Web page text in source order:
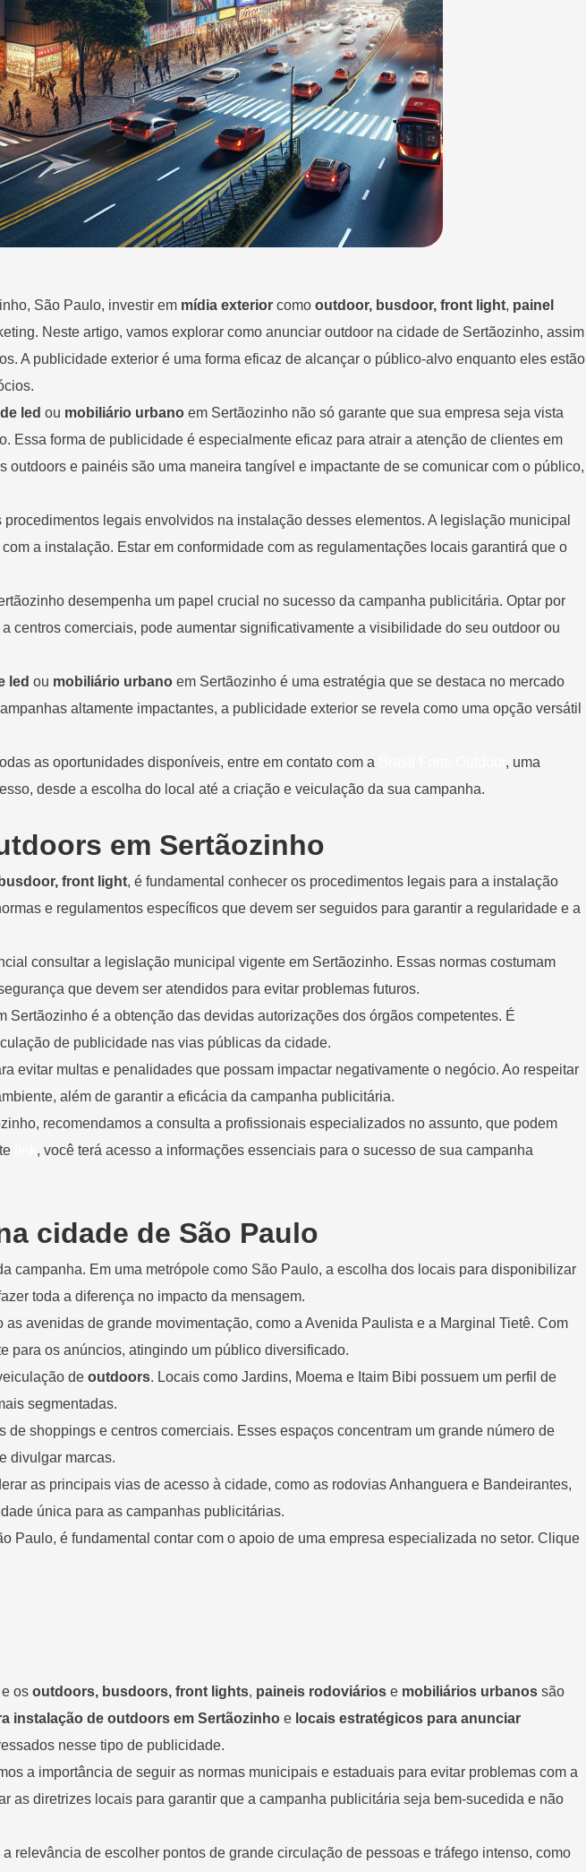
São Paulo, investir em mídia exterior como outdoor, busdoor, front light, painel
Neste artigo, vamos explorar como anunciar outdoor na cidade de Sertãozinho, assim
A publicidade exterior é uma forma eficaz de alcançar o público-alvo enquanto eles estão
led ou mobiliário urbano em Sertãozinho não só garante que sua empresa seja vista
Essa forma de publicidade é especialmente eficaz para atrair a atenção de clientes em
e painéis são uma maneira tangível e impactante de se comunicar com o público,
legais envolvidos na instalação desses elementos. A legislação municipal
a instalação. Estar em conformidade com as regulamentações locais garantirá que o
desempenha um papel crucial no sucesso da campanha publicitária. Optar por
comerciais, pode aumentar significativamente a visibilidade do seu outdoor ou
led ou mobiliário urbano em Sertãozinho é uma estratégia que se destaca no mercado
altamente impactantes, a publicidade exterior se revela como uma opção versátil
as oportunidades disponíveis, entre em contato com a
, uma
desde a escolha do local até a criação e veiculação da sua campanha.
em Sertãozinho
front light, é fundamental conhecer os procedimentos legais para a instalação
e regulamentos específicos que devem ser seguidos para garantir a regularidade e a
consultar a legislação municipal vigente em Sertãozinho. Essas normas costumam
que devem ser atendidos para evitar problemas futuros.
Sertãozinho é a obtenção das devidas autorizações dos órgãos competentes. É
de publicidade nas vias públicas da cidade.
multas e penalidades que possam impactar negativamente o negócio. Ao respeitar
além de garantir a eficácia da campanha publicitária.
recomendamos a consulta a profissionais especializados no assunto, que podem
, você terá acesso a informações essenciais para o sucesso de sua campanha
cidade de São Paulo
campanha. Em uma metrópole como São Paulo, a escolha dos locais para disponibilizar
toda a diferença no impacto da mensagem.
as avenidas de grande movimentação, como a Avenida Paulista e a Marginal Tietê. Com
para os anúncios, atingindo um público diversificado.
de outdoors. Locais como Jardins, Moema e Itaim Bibi possuem um perfil de
segmentadas.
de shoppings e centros comerciais. Esses espaços concentram um grande número de
divulgar marcas.
as principais vias de acesso à cidade, como as rodovias Anhanguera e Bandeirantes,
única para as campanhas publicitárias.
Paulo, é fundamental contar com o apoio de uma empresa especializada no setor. Clique
os outdoors, busdoors, front lights, paineis rodoviários e mobiliários urbanos são
instalação de outdoors em Sertãozinho e locais estratégicos para anunciar
nesse tipo de publicidade.
a importância de seguir as normas municipais e estaduais para evitar problemas com a
diretrizes locais para garantir que a campanha publicitária seja bem-sucedida e não
a relevância de escolher pontos de grande circulação de pessoas e tráfego intenso, como